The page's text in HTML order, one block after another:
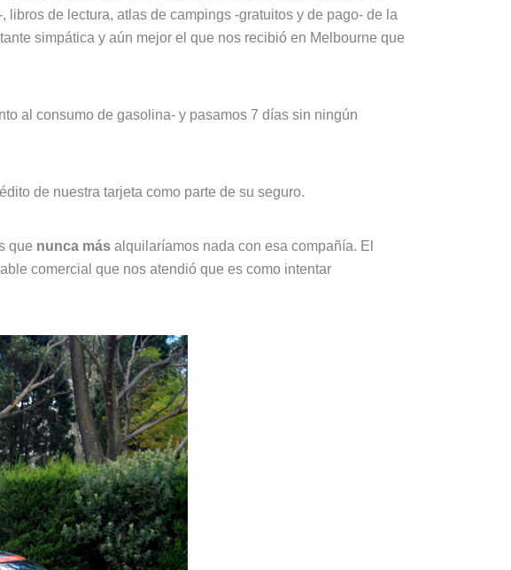
de lectura, atlas de campings -gratuitos y de pago- de la
simpática y aún mejor el que nos recibió en Melbourne que
al consumo de gasolina- y pasamos 7 días sin ningún
de nuestra tarjeta como parte de su seguro.
que nunca más alquilaríamos nada con esa compañía. El
comercial que nos atendió que es como intentar